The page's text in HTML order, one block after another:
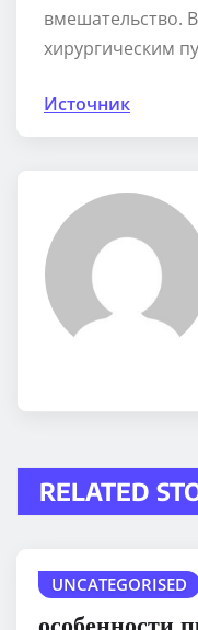
вмешательство.
хирургическим
Источник
RELATED
UNCATEGORISED
особенности